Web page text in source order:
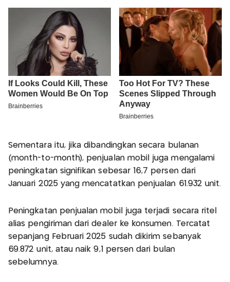
Sementara itu, jika dibandingkan secara bulanan
(month-to-month), penjualan mobil juga mengalami
peningkatan signifikan sebesar 16,7 persen dari
Januari 2025 yang mencatatkan penjualan 61.932 unit.
Peningkatan penjualan mobil juga terjadi secara ritel
alias pengiriman dari dealer ke konsumen. Tercatat
sepanjang Februari 2025 sudah dikirim sebanyak
69.872 unit, atau naik 9,1 persen dari bulan
sebelumnya.